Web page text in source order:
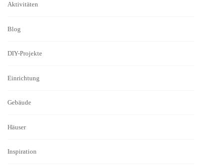
Aktivitäten
Blog
DIY-Projekte
Einrichtung
Gebäude
Häuser
Inspiration